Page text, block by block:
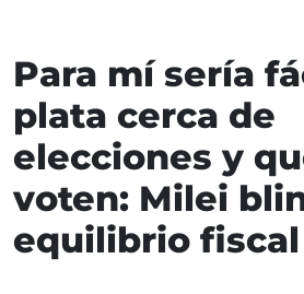
Para mí sería
plata cerca de
elecciones y
voten: Milei
equilibrio fiscal